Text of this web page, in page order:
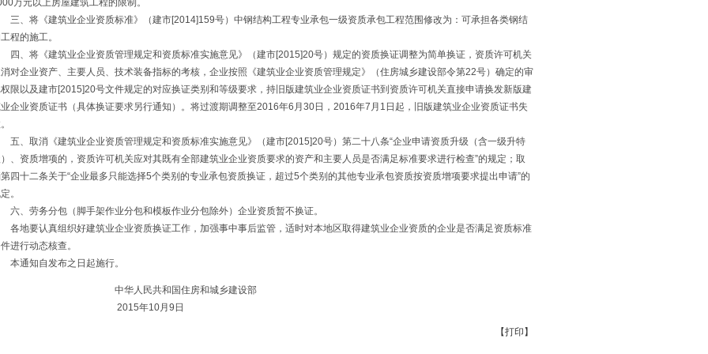
万元以上房屋建筑工程的限制。
将《建筑业企业资质标准》（建市[2014]159号）中钢结构工程专业承包一级资质承包工程范围修改为：可承担各类钢结
程的施工。
将《建筑业企业资质管理规定和资质标准实施意见》（建市[2015]20号）规定的资质换证调整为简单换证，资质许可机关
对企业资产、主要人员、技术装备指标的考核，企业按照《建筑业企业资质管理规定》（住房城乡建设部令第22号）确定的审
限以及建市[2015]20号文件规定的对应换证类别和等级要求，持旧版建筑业企业资质证书到资质许可机关直接申请换发新版建
企业资质证书（具体换证要求另行通知）。将过渡期调整至2016年6月30日，2016年7月1日起，旧版建筑业企业资质证书失
取消《建筑业企业资质管理规定和资质标准实施意见》（建市[2015]20号）第二十八条“企业申请资质升级（含一级升特
、资质增项的，资质许可机关应对其既有全部建筑业企业资质要求的资产和主要人员是否满足标准要求进行检查”的规定；取
四十二条关于“企业最多只能选择5个类别的专业承包资质换证，超过5个类别的其他专业承包资质按资质增项要求提出申请”的
。
劳务分包（脚手架作业分包和模板作业分包除外）企业资质暂不换证。
要认真组织好建筑业企业资质换证工作，加强事中事后监管，适时对本地区取得建筑业企业资质的企业是否满足资质标准
进行动态核查。
通知自发布之日起施行。
华人民共和国住房和城乡建设部
年10月9日
【打印 】